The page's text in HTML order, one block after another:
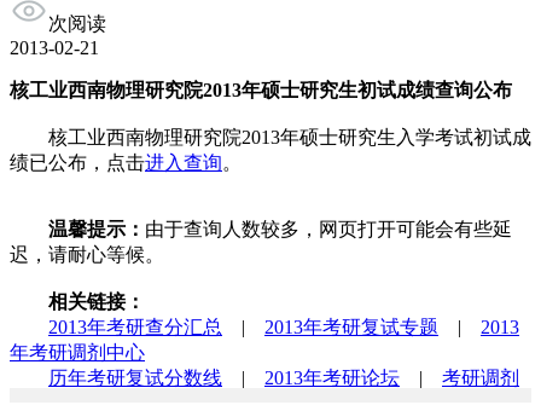
次阅读
2013-02-21
核工业西南物理研究院2013年硕士研究生初试成绩查询公布
核工业西南物理研究院2013年硕士研究生入学考试初试成
绩已公布，点击进入查询。
温馨提示： 由于查询人数较多，网页打开可能会有些延
迟，请耐心等候。
相关链接：
2013年考研查分汇总
| 2013年考研复试专题 | 2013
年考研调剂中心
历年考研复试分数线 | 2013年考研论坛 | 考研调剂